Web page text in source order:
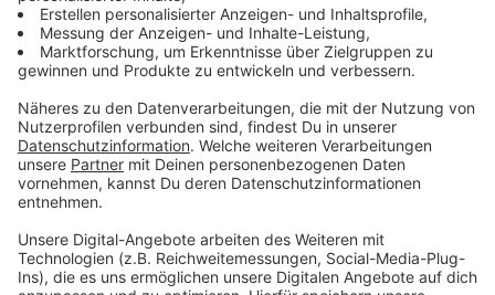
auch nur, wenn er die Hagelschauer überlebt, die in den
letzten Tagen immer wieder übers Land gezogen
sind…
Was machst du aktuell in deiner Freizeit:
Wenn ich nicht draußen im Garten werkele, sitze ich
gerne in meinem Sessel zum Entspannen. Im Moment
gerne mit Häkelzeug und meinen „Freunden“ aus
Serie an, die Anfang des 20. Jahrhunderts das Leben in
einem englischen Herrenhaus schildert. In Zeiten